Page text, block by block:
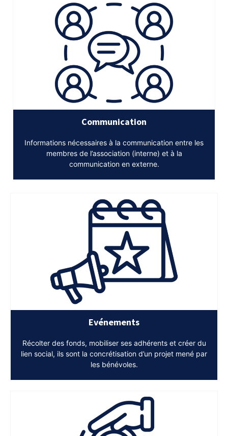
Communication
Informations nécessaires à la communication entre les
membres de l’association (interne) et à la
communication en externe.
Evénements
Récolter des fonds, mobiliser ses adhérents et créer du
lien social, ils sont la concrétisation d’un projet mené par
les bénévoles.